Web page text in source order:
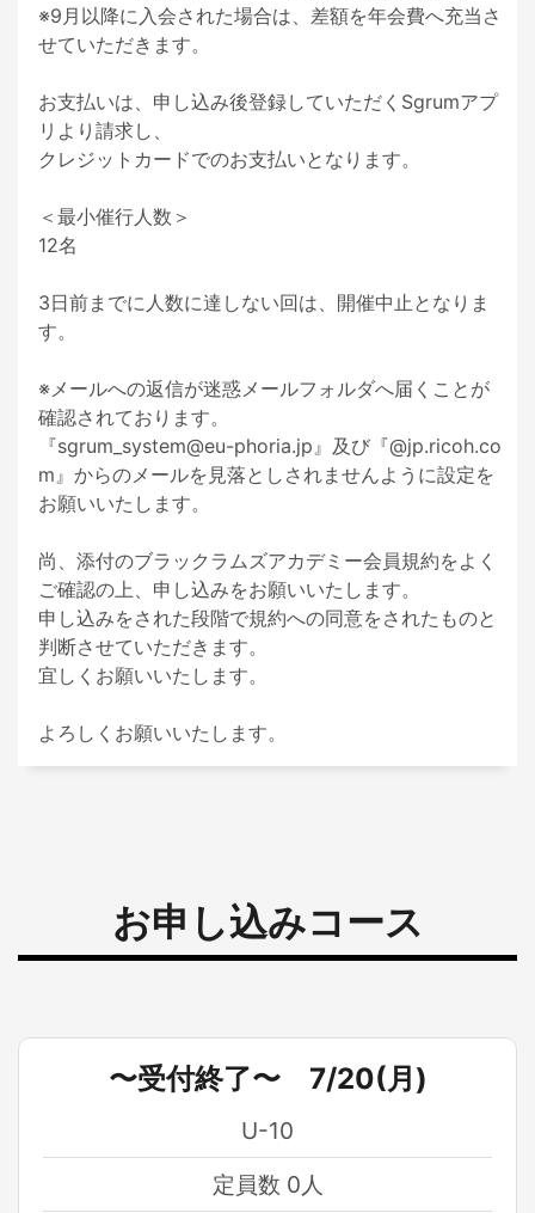
※9月以降に入会された場合は、差額を年会費へ充当さ
せていただきます。
お支払いは、申し込み後登録していただくSgrumアプ
リより請求し、
クレジットカードでのお支払いとなります。
＜最小催行人数＞
12名
3日前までに人数に達しない回は、開催中止となりま
す。
※メールへの返信が迷惑メールフォルダへ届くことが
確認されております。
『sgrum_system@eu-phoria.jp』及び『@jp.ricoh.co
m』からのメールを見落としされませんように設定を
お願いいたします。
尚、添付のブラックラムズアカデミー会員規約をよく
ご確認の上、申し込みをお願いいたします。
申し込みをされた段階で規約への同意をされたものと
判断させていただきます。
宜しくお願いいたします。
よろしくお願いいたします。
お申し込みコース
〜受付終了〜 7/20(月)
U-10
定員数 0人